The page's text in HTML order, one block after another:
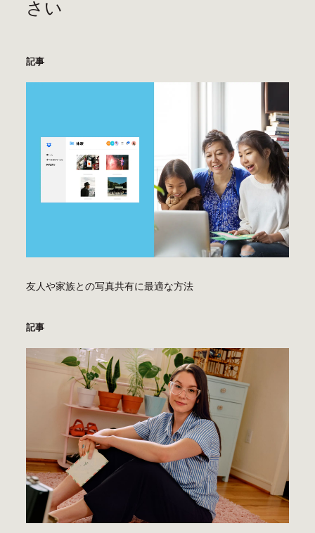
さい
記事
友人や家族との写真共有に最適な方法
記事